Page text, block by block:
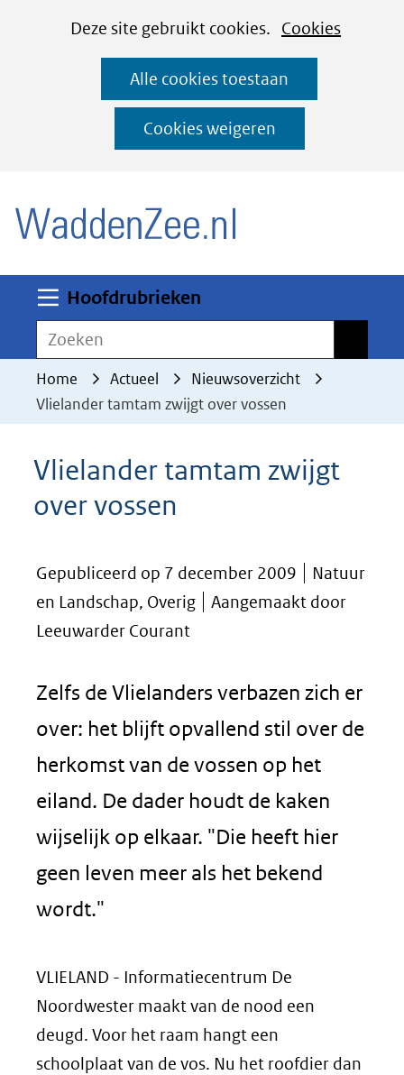
CookiesDeze site gebruikt cookies. Cookies
deze
worden
toegestaan
geweigerd.
Alle cookies toestaan
Cookies weigeren
Ga
naar
de
inhoud
Hoofdrubrieken
Zoeken
Home Actueel
Nieuwsoverzicht
Vlielander tamtam zwijgt over vossen
Vlielander tamtam zwijgt
over vossen
Gepubliceerd op 7 december 2009
Natuur
en Landschap, Overig
Aangemaakt door
Leeuwarder Courant
Zelfs de Vlielanders verbazen zich er
over: het blijft opvallend stil over de
herkomst van de vossen op het
eiland. De dader houdt de kaken
wijselijk op elkaar. "Die heeft hier
geen leven meer als het bekend
wordt."
VLIELAND - Informatiecentrum De
Noordwester maakt van de nood een
deugd. Voor het raam hangt een
schoolplaat van de vos. Nu het roofdier dan